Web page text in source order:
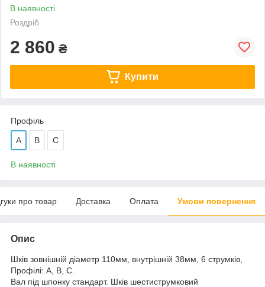
В наявності
Роздріб
2 860 ₴
Купити
Профіль
А В С
В наявності
про товар Доставка Оплата Умови повернення
Опис
Шків зовнішній діаметр 110мм, внутрішній 38мм, 6 струмків,
Профілі: А, В, С.
Вал під шпонку стандарт. Шків шестиструмковий